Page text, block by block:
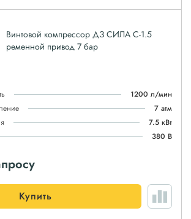
Винтовой компрессор ДЗ СИЛА С-1.5
ременной привод 7 бар
1200 л/мин
7 атм
7.5 кВт
380 В
Купить